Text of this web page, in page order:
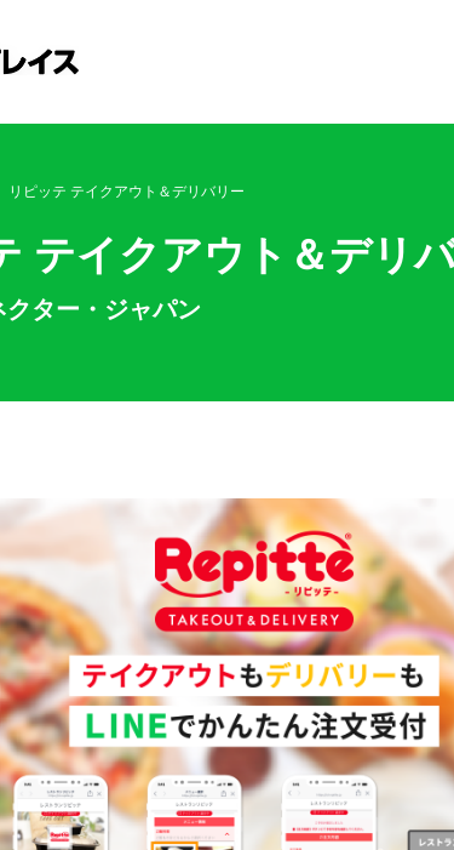
リピッテ テイクアウト＆デリバリー
テイクアウト＆デリ
ター・ジャパン